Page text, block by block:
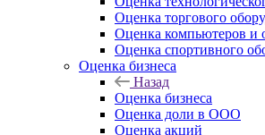
Оценка торгового
Оценка компьютеров и
Оценка спортивного
Оценка бизнеса
Назад
Оценка бизнеса
Оценка доли в ООО
Оценка акций